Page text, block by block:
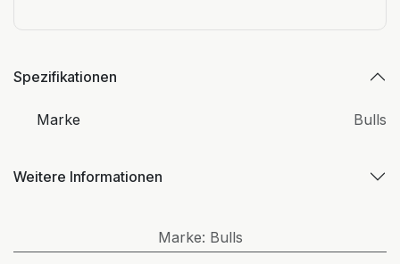
Spezifikationen
Marke Bulls
Weitere Informationen
Marke: Bulls